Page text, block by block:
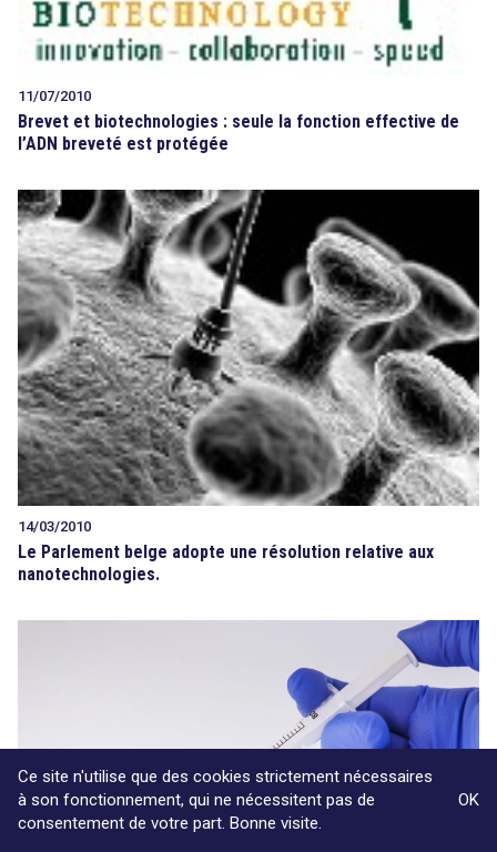
11/07/2010
Brevet et biotechnologies : seule la fonction effective de
l’ADN breveté est protégée
14/03/2010
Le Parlement belge adopte une résolution relative aux
nanotechnologies.
Ce site n'utilise que des cookies strictement nécessaires
à son fonctionnement, qui ne nécessitent pas de
consentement de votre part. Bonne visite.
OK